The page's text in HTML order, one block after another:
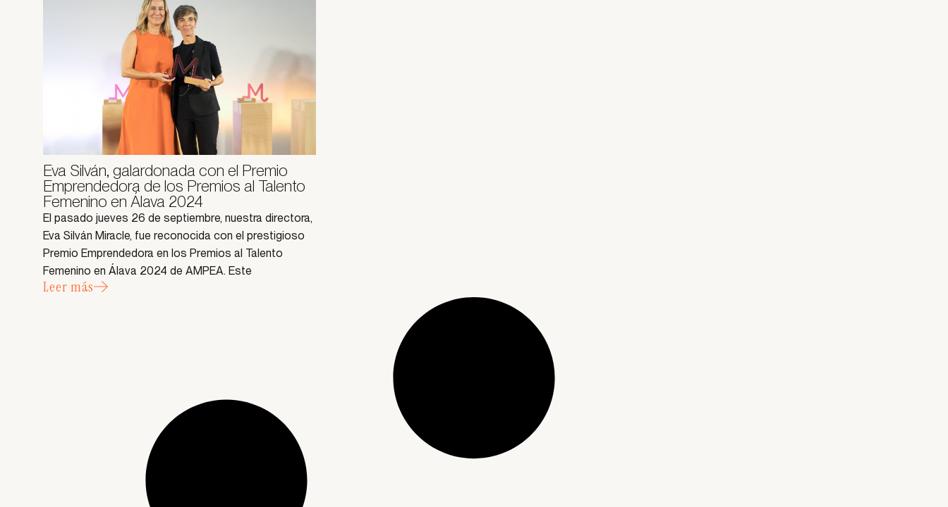
Eva Silván, galardonada con el Premio
Emprendedora de los Premios al Talento
Femenino en Álava 2024
El pasado jueves 26 de septiembre, nuestra directora,
Eva Silván Miracle, fue reconocida con el prestigioso
Premio Emprendedora en los Premios al Talento
Femenino en Álava 2024 de AMPEA. Este
Leer más